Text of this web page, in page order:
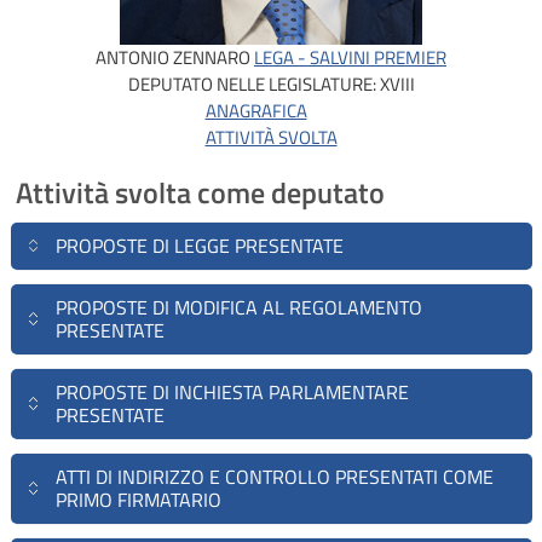
ANTONIO ZENNARO LEGA - SALVINI PREMIER
DEPUTATO NELLE LEGISLATURE:XVIII
ANAGRAFICA
ATTIVITÀ SVOLTA
Attività svolta come deputato
PROPOSTE DI LEGGE PRESENTATE
PROPOSTE DI MODIFICA AL REGOLAMENTO
PRESENTATE
PROPOSTE DI INCHIESTA PARLAMENTARE
PRESENTATE
ATTI DI INDIRIZZO E CONTROLLO PRESENTATI COME
PRIMO FIRMATARIO